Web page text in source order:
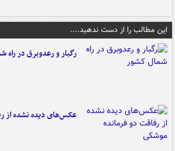
این مطالب را از دست ندهید....
رگبار و رعدوبرق در راه
عکس‌های دیده نشده از